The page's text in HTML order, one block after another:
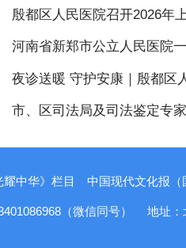
殷都区人民医院召开2026年
河南省新郑市公立人民医院
集团考察交流
夜诊送暖 守护安康｜殷都区
市、区司法局及司法鉴定专
中华》栏目 中国现代文化报（
（微信同号） 地址：